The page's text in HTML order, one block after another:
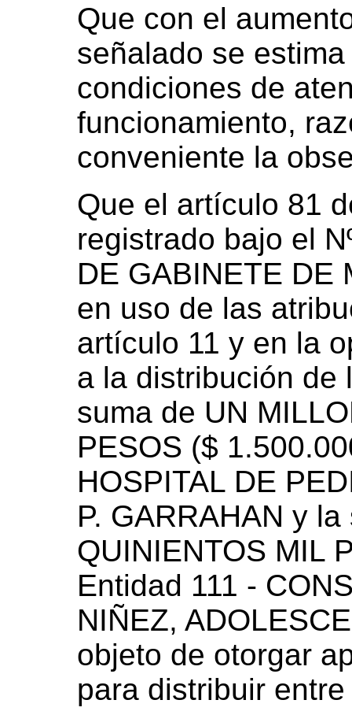
Que con el
señalado se
condiciones de
funcionamiento,
conveniente la
Que el artículo 81
registrado bajo el
DE GABINETE DE
en uso de las
artículo 11 y en la
a la distribución de
suma de UN
PESOS ($
HOSPITAL DE
P. GARRAHAN y
QUINIENTOS MIL
Entidad 111 -
NIÑEZ,
objeto de otorgar
para distribuir